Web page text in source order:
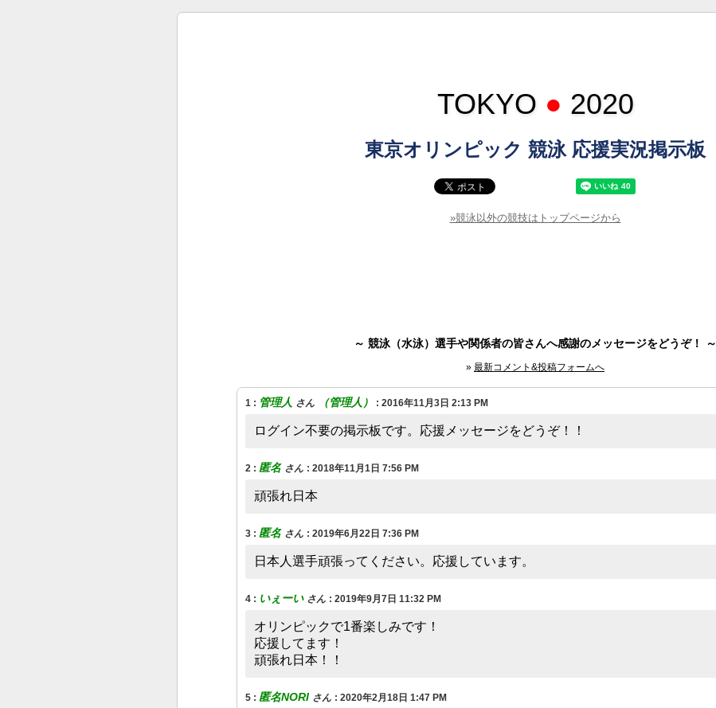
TOKYO ● 2020
東京オリンピック 競泳 応援実況掲示板
»競泳以外の競技はトップページから
～ 競泳（水泳）選手や関係者の皆さんへ感謝のメッセージをどうぞ！ ～
» 最新コメント&投稿フォームへ
1 : 管理人 さん （管理人） : 2016年11月3日 2:13 PM
ログイン不要の掲示板です。応援メッセージをどうぞ！！
2 : 匿名 さん : 2018年11月1日 7:56 PM
頑張れ日本
3 : 匿名 さん : 2019年6月22日 7:36 PM
日本人選手頑張ってください。応援しています。
4 : いぇーい さん : 2019年9月7日 11:32 PM
オリンピックで1番楽しみです！
‌応援してます！
‌頑張れ日本！！
5 : 匿名NORI さん : 2020年2月18日 1:47 PM